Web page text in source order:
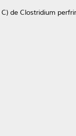
de Clostridium